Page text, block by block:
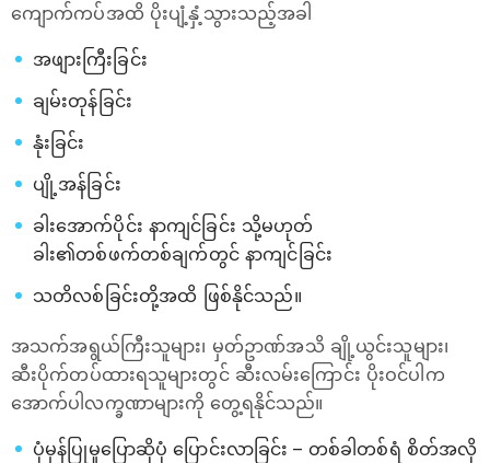
ကျောက်ကပ်အထိ ပိုးပျံ့နှံ့သွားသည့်အခါ
အဖျားကြီးခြင်း
ချမ်းတုန်ခြင်း
နုံးခြင်း
ပျို့အန်ခြင်း
ခါးအောက်ပိုင်း နာကျင်ခြင်း သို့မဟုတ်
ခါး၏တစ်ဖက်တစ်ချက်တွင် နာကျင်ခြင်း
သတိလစ်ခြင်းတို့အထိ ဖြစ်နိုင်သည်။
‌အသက်အရွယ်ကြီးသူများ၊ မှတ်ဥာဏ်အသိ ချို့ယွင်းသူများ၊
ဆီးပိုက်တပ်ထားရသူများတွင် ဆီးလမ်းကြောင်း ပိုးဝင်ပါက
အောက်ပါလက္ခဏာများကို တွေ့ရနိုင်သည်။
ပုံမှန်ပြုမူပြောဆိုပုံ ပြောင်းလာခြင်း – တစ်ခါတစ်ရံ စိတ်အလို